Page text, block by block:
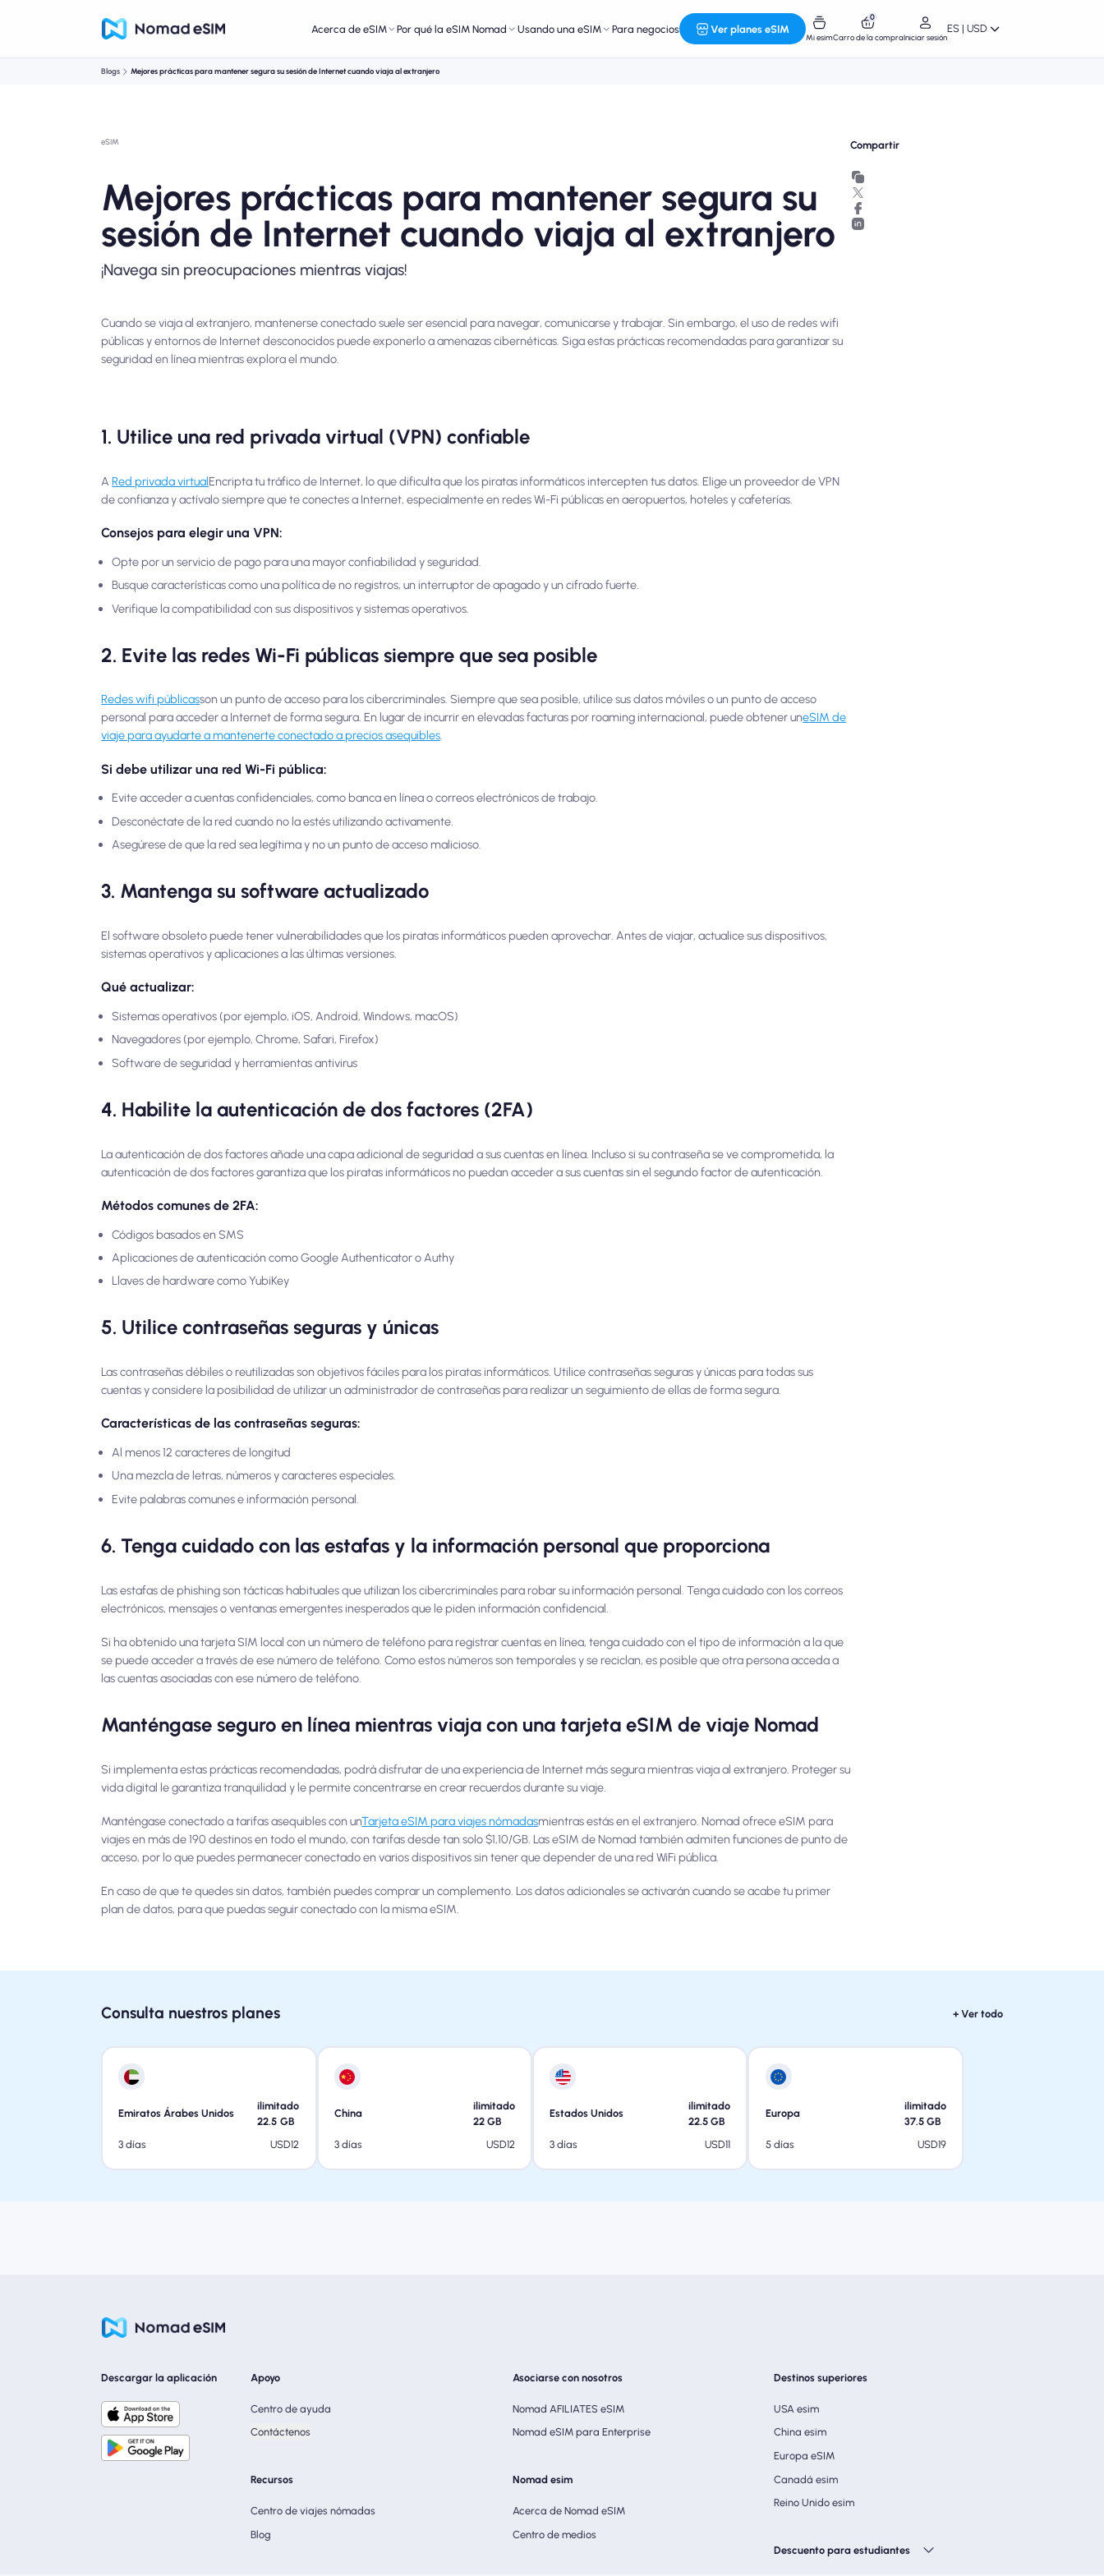
Acerca de eSIM Por qué la eSIM Nomad Usando una eSIM Para negocios Ver planes eSIM
Mi esim
0
Carro de la compraIniciar sesión
ES | USD
Blogs Mejores prácticas para mantener segura su sesión de Internet cuando viaja al extranjero
eSIM
Mejores prácticas para mantener segura su
sesión de Internet cuando viaja al extranjero
¡Navega sin preocupaciones mientras viajas!
Cuando se viaja al extranjero, mantenerse conectado suele ser esencial para navegar, comunicarse y trabajar. Sin embargo, el uso de redes wifi
públicas y entornos de Internet desconocidos puede exponerlo a amenazas cibernéticas. Siga estas prácticas recomendadas para garantizar su
seguridad en línea mientras explora el mundo.
1. Utilice una red privada virtual (VPN) confiable
ARed privada virtualEncripta tu tráfico de Internet, lo que dificulta que los piratas informáticos intercepten tus datos. Elige un proveedor de VPN
de confianza y actívalo siempre que te conectes a Internet, especialmente en redes Wi-Fi públicas en aeropuertos, hoteles y cafeterías.
Consejos para elegir una VPN:
Opte por un servicio de pago para una mayor confiabilidad y seguridad.
Busque características como una política de no registros, un interruptor de apagado y un cifrado fuerte.
Verifique la compatibilidad con sus dispositivos y sistemas operativos.
2. Evite las redes Wi-Fi públicas siempre que sea posible
Redes wifi públicasson un punto de acceso para los cibercriminales. Siempre que sea posible, utilice sus datos móviles o un punto de acceso
personal para acceder a Internet de forma segura. En lugar de incurrir en elevadas facturas por roaming internacional, puede obtener uneSIM de
viaje para ayudarte a mantenerte conectado a precios asequibles.
Si debe utilizar una red Wi-Fi pública:
Evite acceder a cuentas confidenciales, como banca en línea o correos electrónicos de trabajo.
Desconéctate de la red cuando no la estés utilizando activamente.
Asegúrese de que la red sea legítima y no un punto de acceso malicioso.
3. Mantenga su software actualizado
El software obsoleto puede tener vulnerabilidades que los piratas informáticos pueden aprovechar. Antes de viajar, actualice sus dispositivos,
sistemas operativos y aplicaciones a las últimas versiones.
Qué actualizar:
Sistemas operativos (por ejemplo, iOS, Android, Windows, macOS)
Navegadores (por ejemplo, Chrome, Safari, Firefox)
Software de seguridad y herramientas antivirus
4. Habilite la autenticación de dos factores (2FA)
La autenticación de dos factores añade una capa adicional de seguridad a sus cuentas en línea. Incluso si su contraseña se ve comprometida, la
autenticación de dos factores garantiza que los piratas informáticos no puedan acceder a sus cuentas sin el segundo factor de autenticación.
Métodos comunes de 2FA:
Códigos basados en SMS
Aplicaciones de autenticación como Google Authenticator o Authy
Llaves de hardware como YubiKey
5. Utilice contraseñas seguras y únicas
Las contraseñas débiles o reutilizadas son objetivos fáciles para los piratas informáticos. Utilice contraseñas seguras y únicas para todas sus
cuentas y considere la posibilidad de utilizar un administrador de contraseñas para realizar un seguimiento de ellas de forma segura.
Características de las contraseñas seguras:
Al menos 12 caracteres de longitud
Una mezcla de letras, números y caracteres especiales.
Evite palabras comunes e información personal.
6. Tenga cuidado con las estafas y la información personal que proporciona
Las estafas de phishing son tácticas habituales que utilizan los cibercriminales para robar su información personal. Tenga cuidado con los correos
electrónicos, mensajes o ventanas emergentes inesperados que le piden información confidencial.
Si ha obtenido una tarjeta SIM local con un número de teléfono para registrar cuentas en línea, tenga cuidado con el tipo de información a la que
se puede acceder a través de ese número de teléfono. Como estos números son temporales y se reciclan, es posible que otra persona acceda a
las cuentas asociadas con ese número de teléfono.
Manténgase seguro en línea mientras viaja con una tarjeta eSIM de viaje Nomad
Si implementa estas prácticas recomendadas, podrá disfrutar de una experiencia de Internet más segura mientras viaja al extranjero. Proteger su
vida digital le garantiza tranquilidad y le permite concentrarse en crear recuerdos durante su viaje.
Manténgase conectado a tarifas asequibles con unTarjeta eSIM para viajes nómadasmientras estás en el extranjero. Nomad ofrece eSIM para
viajes en más de 190 destinos en todo el mundo, con tarifas desde tan solo $1,10/GB. Las eSIM de Nomad también admiten funciones de punto de
acceso, por lo que puedes permanecer conectado en varios dispositivos sin tener que depender de una red WiFi pública.
En caso de que te quedes sin datos, también puedes comprar un complemento. Los datos adicionales se activarán cuando se acabe tu primer
plan de datos, para que puedas seguir conectado con la misma eSIM.
Compartir
Consulta nuestros planes + Ver todo
Emiratos Árabes Unidos
ilimitado
22.5 GB
3 días
USD12
China
ilimitado
22 GB
3 días
USD12
Estados Unidos
ilimitado
22.5 GB
3 días
USD11
Europa
ilimitado
37.5 GB
5 días
USD19
Descargar la aplicación Apoyo
Centro de ayuda
Contáctenos
Recursos
Centro de viajes nómadas
Blog
Asociarse con nosotros
Nomad AFILIATES eSIM
Nomad eSIM para Enterprise
Nomad esim
Acerca de Nomad eSIM
Centro de medios
Destinos superiores
USA esim
China esim
Europa eSIM
Canadá esim
Reino Unido esim
Descuento para estudiantes